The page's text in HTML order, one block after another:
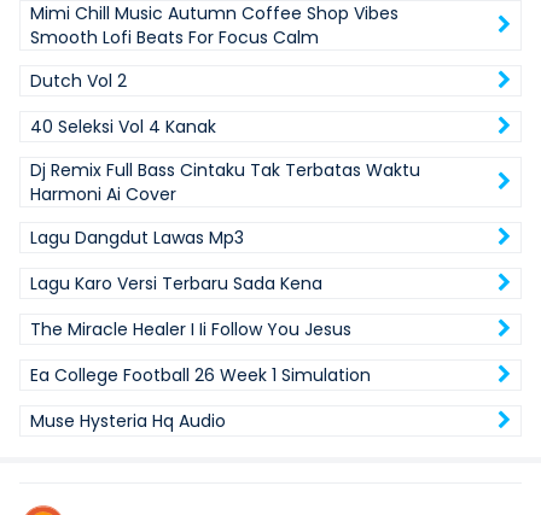
Mimi Chill Music Autumn Coffee Shop Vibes
Smooth Lofi Beats For Focus Calm
Dutch Vol 2
40 Seleksi Vol 4 Kanak
Dj Remix Full Bass Cintaku Tak Terbatas Waktu
Harmoni Ai Cover
Lagu Dangdut Lawas Mp3
Lagu Karo Versi Terbaru Sada Kena
The Miracle Healer I Ii Follow You Jesus
Ea College Football 26 Week 1 Simulation
Muse Hysteria Hq Audio